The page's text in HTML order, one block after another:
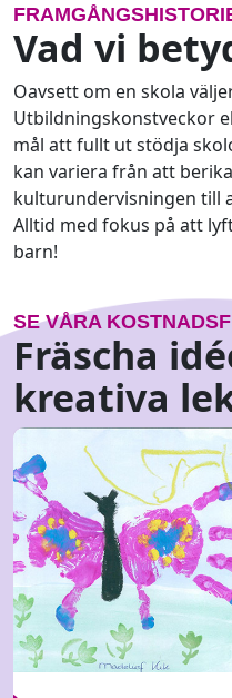
Vad vi
Oavsett om en skola
Utbildningskonstveckor
mål att fullt ut stödja
kan variera från att
kulturundervisningen till
Alltid med fokus på att
barn!
SE VÅRA
Fräscha
kreativa